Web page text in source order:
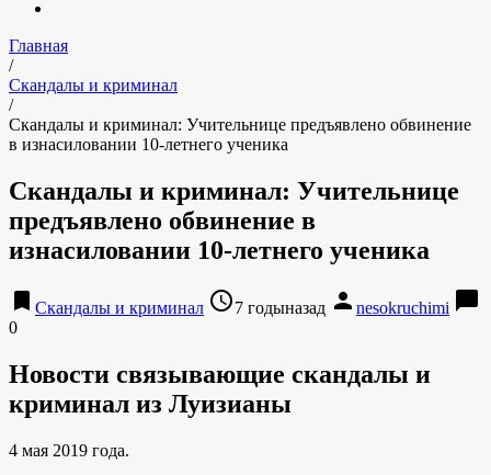
Главная
/
Скандалы и криминал
/
Скандалы и криминал: Учительнице предъявлено обвинение
в изнасиловании 10-летнего ученика
Скандалы и криминал: Учительнице
предъявлено обвинение в
изнасиловании 10-летнего ученика
bookmark Скандалы и криминал access_time7 годыназад person nesokruchimi chat_bubble
0
Новости связывающие скандалы и
криминал из Луизианы
4 мая 2019 года.